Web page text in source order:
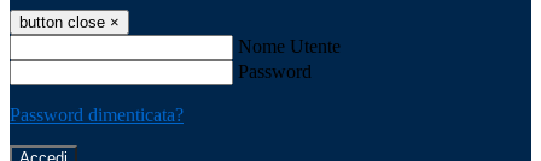
button close ×
Nome Utente
Password
Password dimenticata?